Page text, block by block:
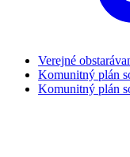
Verejné
Komunitný plán
Komunitný plán